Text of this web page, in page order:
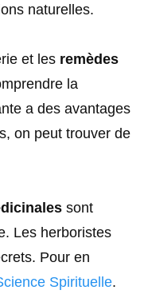
naturelles.
et les remèdes
la
a des avantages
on peut trouver de
sont
Les herboristes
Pour en
Spirituelle.